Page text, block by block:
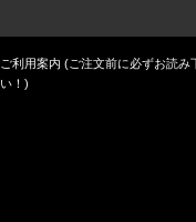
ご利用案内 (ご注文前に必ずお読み
い！)